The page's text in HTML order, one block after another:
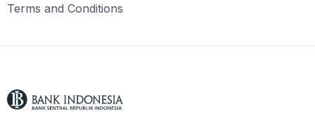
Terms and Conditions